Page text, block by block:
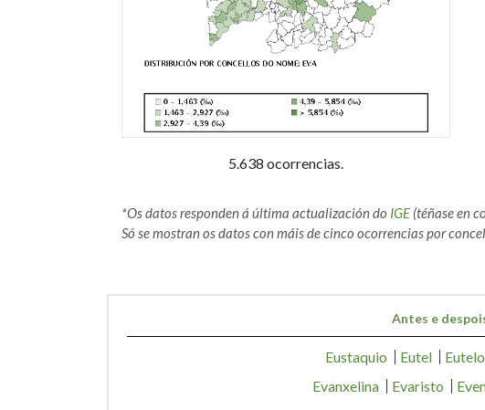
5.638 ocorrencias.
*Os datos responden á última actualización do IGE (téñase en
Só se mostran os datos con máis de cinco ocorrencias por
Antes e
Eustaquio Eutel Eutelo
Evanxelina
Evaristo